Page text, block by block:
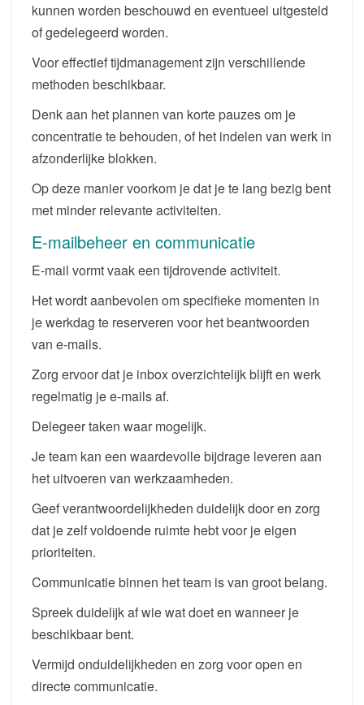
kunnen worden beschouwd en eventueel uitgesteld
of gedelegeerd worden.
Voor effectief tijdmanagement zijn verschillende
methoden beschikbaar.
Denk aan het plannen van korte pauzes om je
concentratie te behouden, of het indelen van werk in
afzonderlijke blokken.
Op deze manier voorkom je dat je te lang bezig bent
met minder relevante activiteiten.
E-mailbeheer en communicatie
E-mail vormt vaak een tijdrovende activiteit.
Het wordt aanbevolen om specifieke momenten in
je werkdag te reserveren voor het beantwoorden
van e-mails.
Zorg ervoor dat je inbox overzichtelijk blijft en werk
regelmatig je e-mails af.
Delegeer taken waar mogelijk.
Je team kan een waardevolle bijdrage leveren aan
het uitvoeren van werkzaamheden.
Geef verantwoordelijkheden duidelijk door en zorg
dat je zelf voldoende ruimte hebt voor je eigen
prioriteiten.
Communicatie binnen het team is van groot belang.
Spreek duidelijk af wie wat doet en wanneer je
beschikbaar bent.
Vermijd onduidelijkheden en zorg voor open en
directe communicatie.